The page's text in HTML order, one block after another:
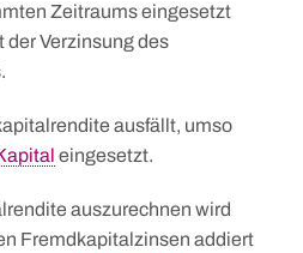
Zeitraums eingesetzt
Verzinsung des
ausfällt, umso
eingesetzt.
auszurechnen wird
Fremdkapitalzinsen addiert